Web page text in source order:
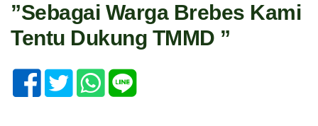
”Sebagai Warga Brebes Kami
Tentu Dukung TMMD ”